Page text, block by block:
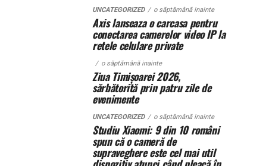
UNCATEGORIZED o săptămână inainte
Axis lanseaza o carcasa pentru
conectarea camerelor video IP la
retele celulare private
o săptămână inainte
Ziua Timișoarei 2026,
sărbătorită prin patru zile de
evenimente
UNCATEGORIZED o săptămână inainte
Studiu Xiaomi: 9 din 10 români
spun că o cameră de
supraveghere este cel mai util